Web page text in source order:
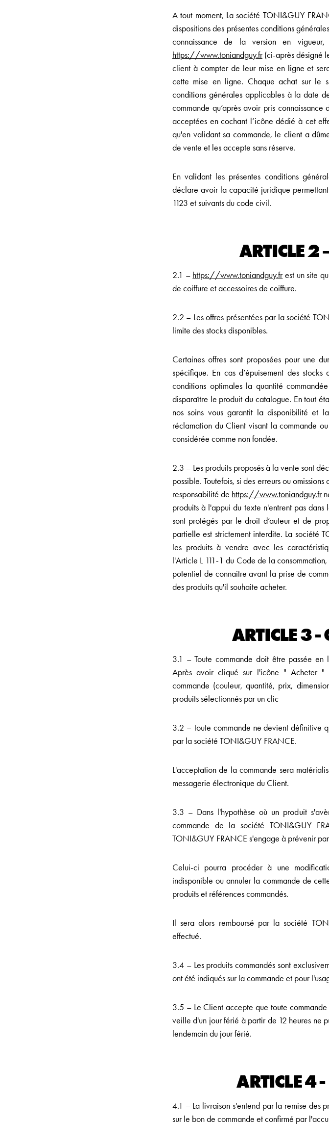
A tout moment, La société TONI&GUY
dispositions des présentes conditions
connaissance de la version en
https://www.toniandguy.fr(ci-après désigné
client à compter de leur mise en ligne et
cette mise en ligne. Chaque achat sur le
conditions générales applicables à la date
commande qu’après avoir pris
acceptées en cochant l’icône dédié à cet
qu'en validant sa commande, le client a
de vente et les accepte sans réserve.
En validant les présentes conditions
déclare avoir la capacité juridique
1123 et suivants du code civil.
ARTICLE 2
2.1 – https://www.toniandguy.frest un site
de coiffure et accessoires de coiffure.
2.2 – Les offres présentées par la société
limite des stocks disponibles.
Certaines offres sont proposées pour une
spécifique. En cas d’épuisement des
conditions optimales la quantité
disparaître le produit du catalogue. En tout
nos soins vous garantit la disponibilité et
réclamation du Client visant la commande
considérée comme non fondée.
2.3 – Les produits proposés à la vente sont
possible. Toutefois, si des erreurs ou
responsabilité de https://www.toniandguy.fr
produits à l'appui du texte n'entrent pas dans
sont protégés par le droit d’auteur et de
partielle est strictement interdite. La société
les produits à vendre avec les
l'Article L 111-1 du Code de la
potentiel de connaître avant la prise de
des produits qu'il souhaite acheter.
ARTICLE 3
3.1 – Toute commande doit être passée
Après avoir cliqué sur l'icône " Acheter
commande (couleur, quantité, prix,
produits sélectionnés par un clic
3.2 – Toute commande ne devient définitive
par la société TONI&GUY FRANCE.
L'acceptation de la commande sera
messagerie électronique du Client.
3.3 – Dans l'hypothèse où un produit
commande de la société TONI&GUY
TONI&GUY FRANCE s'engage à prévenir
Celui-ci pourra procéder à une
indisponible ou annuler la commande de
produits et références commandés.
Il sera alors remboursé par la société
effectué.
3.4 – Les produits commandés sont
ont été indiqués sur la commande et pour
3.5 – Le Client accepte que toute
veille d'un jour férié à partir de 12 heures ne
lendemain du jour férié.
ARTICLE 4
4.1 – La livraison s'entend par la remise des
sur le bon de commande et confirmé par